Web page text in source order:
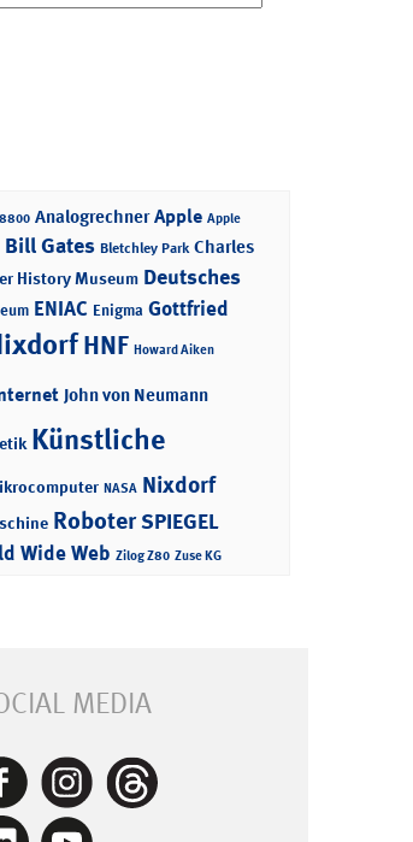
Analogrechner Apple Apple
Bill Gates Bletchley Park Charles
History Museum Deutsches
ENIAC Enigma Gottfried
HNF Howard Aiken
John von Neumann
Künstliche
NASA Nixdorf
RoboterSPIEGEL
Wide Web Zilog Z80 Zuse KG
MEDIA